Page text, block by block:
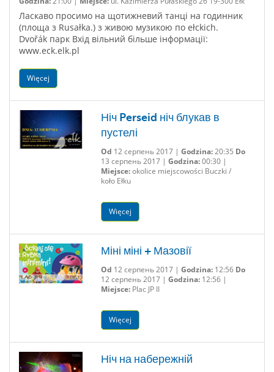
Ласкаво просимо на щотижневий танці на годинник
(площа з Rusałka.) з живою музикою по ełckich.
Dvořák парк Вхід вільний більше інформації:
www.eck.elk.pl
Więcej
Ніч Perseid ніч блукав в
пустелі
Od 12 серпень 2017 | Godzina:20:35 Do
13 серпень 2017 | Godzina:00:30 |
Miejsce:okolice miejscowości Buczki /
koło Ełku
Więcej
Міні міні + Мазовії
Od 12 серпень 2017 | Godzina:12:56 Do
12 серпень 2017 | Godzina:12:56 |
Miejsce:Plac JP II
Więcej
Ніч на набережній